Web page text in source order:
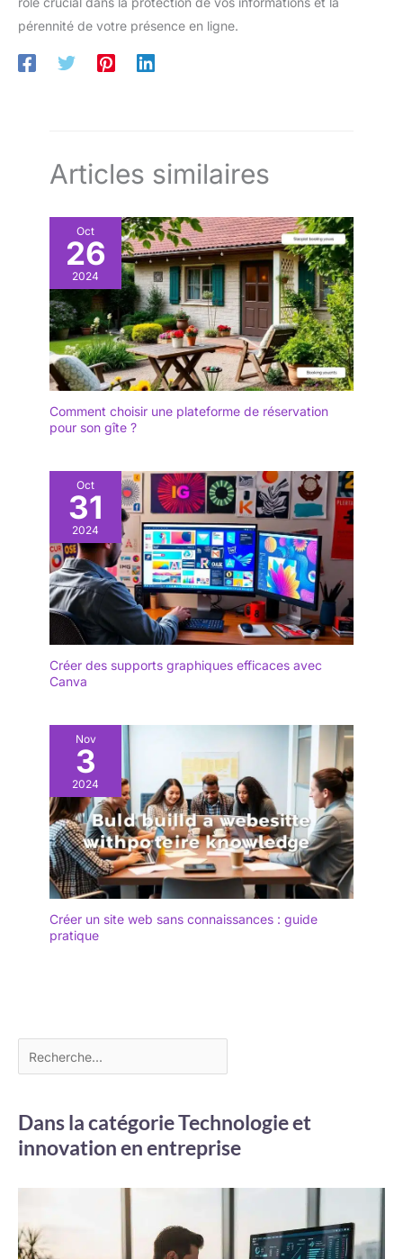
pérennité de votre présence en ligne.
Articles similaires
Oct
26
2024
Comment choisir une plateforme de réservation
pour son gîte ?
Oct
31
2024
Créer des supports graphiques efficaces avec
Canva
Nov
3
2024
Créer un site web sans connaissances : guide
pratique
Dans la catégorie Technologie et
innovation en entreprise